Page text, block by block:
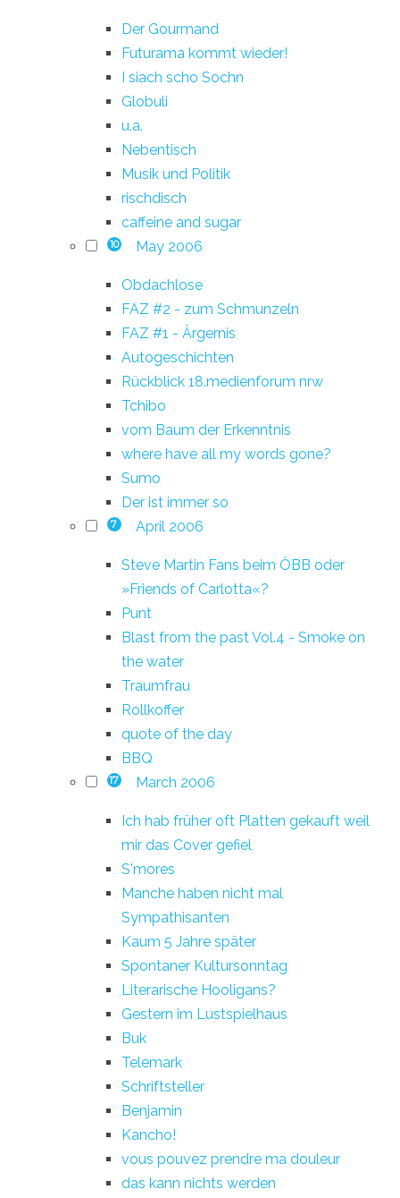
Der Gourmand
Futurama kommt wieder!
I siach scho Sochn
Globuli
u.a.
Nebentisch
Musik und Politik
rischdisch
caffeine and sugar
10 May 2006
Obdachlose
FAZ #2 - zum Schmunzeln
FAZ #1 - Ärgernis
Autogeschichten
Rückblick 18.medienforum nrw
Tchibo
vom Baum der Erkenntnis
where have all my words gone?
Sumo
Der ist immer so
7 April 2006
Steve Martin Fans beim ÖBB oder
»Friends of Carlotta«?
Punt
Blast from the past Vol.4 - Smoke on
the water
Traumfrau
Rollkoffer
quote of the day
BBQ
17 March 2006
Ich hab früher oft Platten gekauft weil
mir das Cover gefiel
S'mores
Manche haben nicht mal
Sympathisanten
Kaum 5 Jahre später
Spontaner Kultursonntag
Literarische Hooligans?
Gestern im Lustspielhaus
Buk
Telemark
Schriftsteller
Benjamin
Kancho!
vous pouvez prendre ma douleur
das kann nichts werden